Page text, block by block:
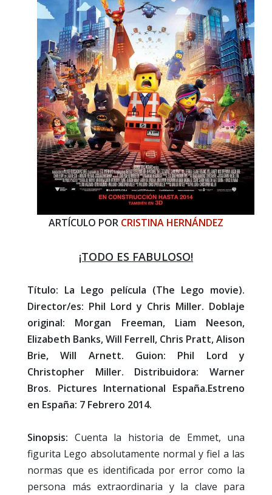
ARTÍCULO POR CRISTINA HERNÁNDEZ
¡TODO ES FABULOSO!
Título: La Lego película (The Lego movie).
Director/es: Phil Lord y Chris Miller. Doblaje
original: Morgan Freeman, Liam Neeson,
Elizabeth Banks, Will Ferrell, Chris Pratt, Alison
Brie, Will Arnett. Guion: Phil Lord y
Christopher Miller. Distribuidora: Warner
Bros. Pictures International España.Estreno
en España: 7 Febrero 2014.
Sinopsis: Cuenta la historia de Emmet, una
figurita Lego absolutamente normal y fiel a las
normas que es identificada por error como la
persona más extraordinaria y la clave para